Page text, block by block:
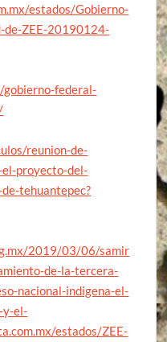
estados/Gobierno-
de-ZEE-20190124-
federal-
reunion-de-
proyecto-del-
tehuantepec?
2019/03/06/samir
de-la-tercera-
nacional-indigena-el-
y-el-
estados/ZEE-